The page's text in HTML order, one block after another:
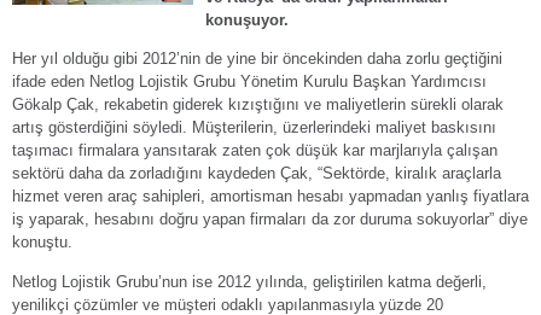
konuşuyor.
Her yıl olduğu gibi 2012’nin de yine bir öncekinden daha zorlu geçtiğini
ifade eden Netlog Lojistik Grubu Yönetim Kurulu Başkan Yardımcısı
Gökalp Çak, rekabetin giderek kızıştığını ve maliyetlerin sürekli olarak
artış gösterdiğini söyledi. Müşterilerin, üzerlerindeki maliyet baskısını
taşımacı firmalara yansıtarak zaten çok düşük kar marjlarıyla çalışan
sektörü daha da zorladığını kaydeden Çak, “Sektörde, kiralık araçlarla
hizmet veren araç sahipleri, amortisman hesabı yapmadan yanlış fiyatlara
iş yaparak, hesabını doğru yapan firmaları da zor duruma sokuyorlar” diye
konuştu.
Netlog Lojistik Grubu’nun ise 2012 yılında, geliştirilen katma değerli,
yenilikçi çözümler ve müşteri odaklı yapılanmasıyla yüzde 20